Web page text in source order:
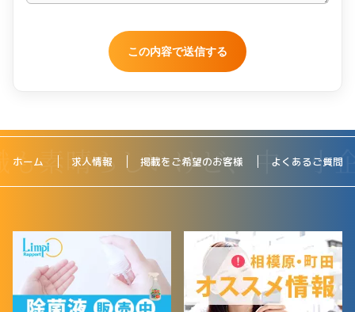
ホーム 求人情報 掲載をご希望のお客様 よくあるご質問